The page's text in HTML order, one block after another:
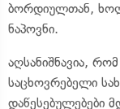
ბორდიულთან,
ნაპოვნი.
აღსანიშნავია,
საცხოვრებელი
დაწესებულებები